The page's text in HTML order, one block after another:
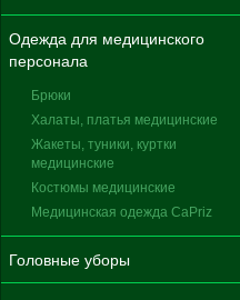
Одежда для медицинского
персонала
Брюки
Халаты, платья медицинские
Жакеты, туники, куртки
медицинские
Костюмы медицинские
Медицинская одежда CaPriz
Головные уборы